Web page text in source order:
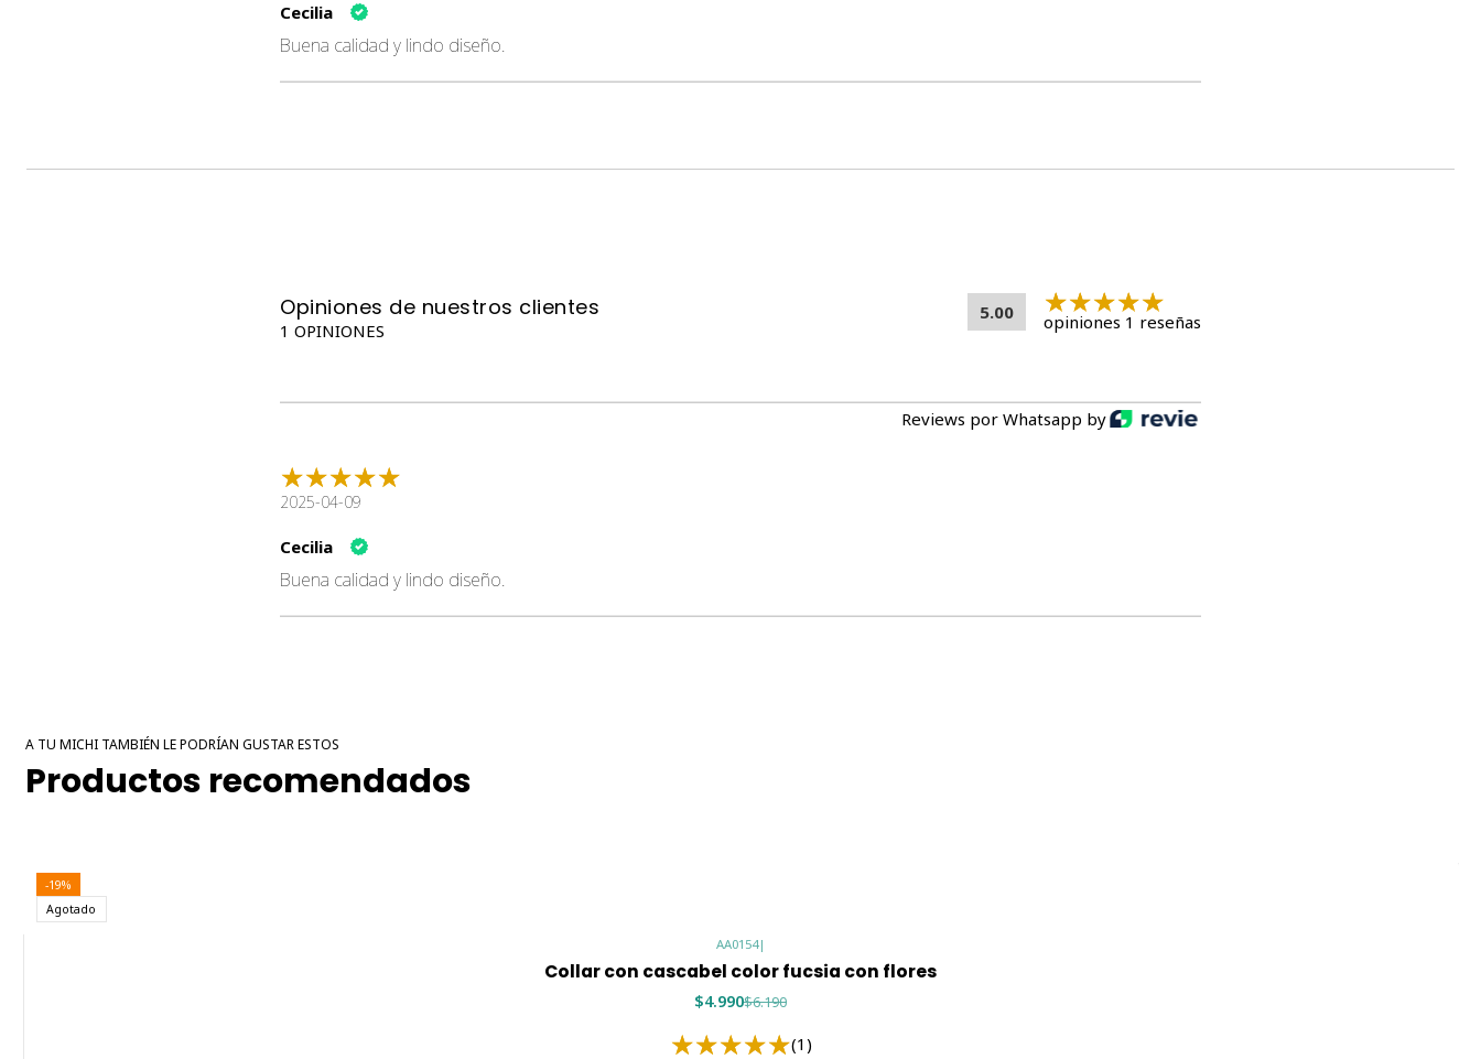
Cecilia
Buena calidad y lindo diseño.
Opiniones de nuestros clientes
1 OPINIONES
5.00 opiniones 1 reseñas
Reviews por Whatsapp by
2025-04-09
Cecilia
Buena calidad y lindo diseño.
A TU MICHI TAMBIÉN LE PODRÍAN GUSTAR ESTOS
Productos recomendados
-19%
Agotado
AA0154|
Collar con cascabel color fucsia con flores
$4.990$6.190
(1)